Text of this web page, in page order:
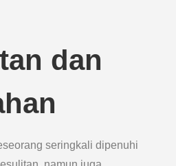
dan
seringkali dipenuhi